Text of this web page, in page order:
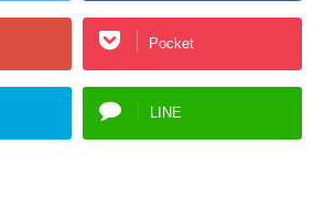
Pocket
LINE